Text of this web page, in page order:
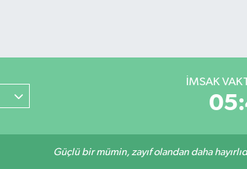
İMSAK
Güçlü bir mümin, zayıf olandan daha